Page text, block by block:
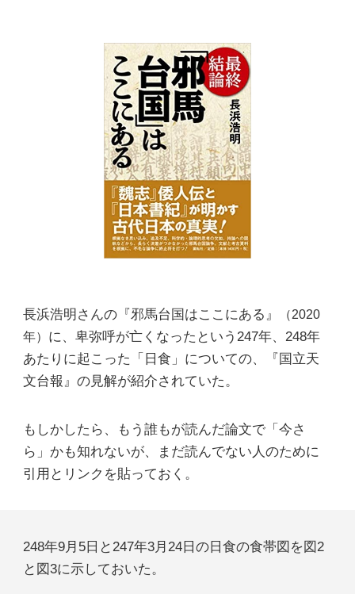
長浜浩明さんの『邪馬台国はここにある』
（2020
年） に、卑弥呼が亡くなったという247年、248年
あたりに起こった「日食」についての、『国立天
文台報』の見解が紹介されていた。
もしかしたら、もう誰もが読んだ論文で「今さ
ら」かも知れないが、まだ読んでない人のために
引用とリンクを貼っておく。
248年9月5日と247年3月24日の日食の食帯図を図2
と図3に示しておいた。